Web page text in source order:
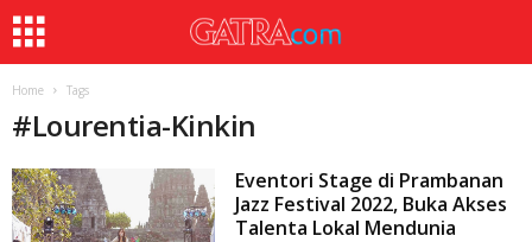
Home Tags
#Lourentia-Kinkin
Eventori Stage di Prambanan
Jazz Festival 2022, Buka Akses
Talenta Lokal Mendunia